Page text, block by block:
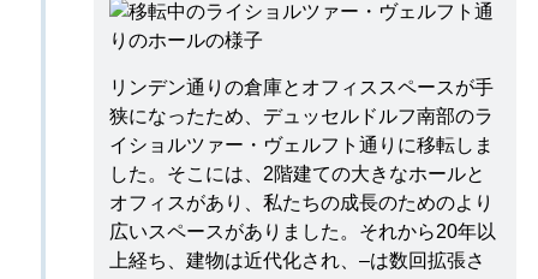
リンデン通りの倉庫とオフィススペースが手
狭になったため、デュッセルドルフ南部のラ
イショルツァー・ヴェルフト通りに移転しま
した。そこには、2階建ての大きなホールと
オフィスがあり、私たちの成長のためのより
広いスペースがありました。それから20年以
上経ち、建物は近代化され、–は数回拡張さ